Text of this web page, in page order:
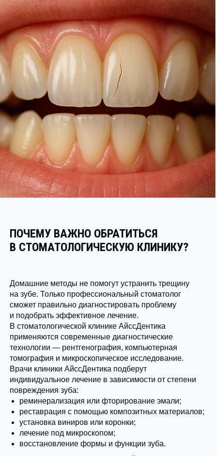
ПОЧЕМУ ВАЖНО ОБРАТИТЬСЯ
В СТОМАТОЛОГИЧЕСКУЮ КЛИНИКУ?
Домашние методы не помогут устранить трещину
на зубе. Только профессиональный стоматолог
сможет правильно диагностировать проблему
и подобрать эффективное лечение.
В стоматологической клинике АйссДентика
применяются современные диагностические
технологии — рентгенография, компьютерная
томография и микроскопическое исследование.
Врачи клиники АйссДентика подберут
индивидуальное лечение в зависимости от степени
повреждения зуба:
реминерализация или фторирование эмали;
реставрация с помощью композитных материалов;
установка виниров или коронки;
лечение под микроскопом;
восстановление формы и функции зуба.